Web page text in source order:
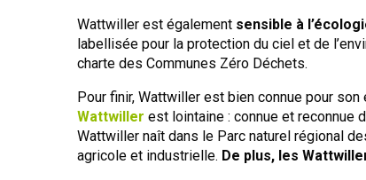
Wattwiller est également sensible à
labellisée pour la protection du ciel et de
charte des Communes Zéro Déchets.
Pour finir, Wattwiller est bien connue pour son
Wattwiller est lointaine : connue et reconnue
Wattwiller naît dans le Parc naturel régional
agricole et industrielle. De plus, les